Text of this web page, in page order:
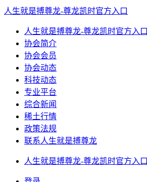
人生就是搏尊龙-尊龙凯时官方入口
人生就是搏尊龙-尊龙凯时官方入口
协会简介
协会会员
协会动态
科技动态
专业平台
综合新闻
稀土行情
政策法规
联系人生就是搏尊龙
人生就是搏尊龙-尊龙凯时官方入口